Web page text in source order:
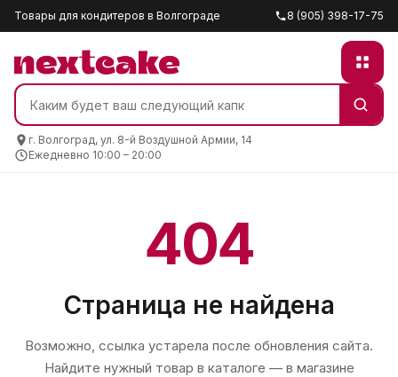
Товары для кондитеров в Волгограде 8 (905) 398-17-75
г. Волгоград, ул. 8-й Воздушной Армии, 14
Ежедневно 10:00 – 20:00
404
Страница не найдена
Возможно, ссылка устарела после обновления сайта.
Найдите нужный товар в каталоге — в магазине